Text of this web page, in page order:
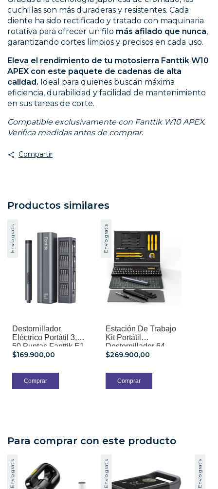
cuchillas son más duraderas y resistentes. Cada
diente ha sido rectificado y tratado con maquinaria
rotativa para ofrecer un filo más afilado que nunca,
garantizando cortes limpios y precisos en cada uso.
Eleva el rendimiento de tu motosierra Fanttik W10
APEX con este paquete de cadenas de alta
calidad. Ideal para quienes buscan máxima
eficiencia, durabilidad y facilidad de mantenimiento
en sus tareas de corte.
Compatible exclusivamente con Fanttik W10 APEX.
Verifica medidas antes de comprar.
Compartir
Productos similares
Envío gratis
Destornillador
Eléctrico Portátil 3,7 V
50 Puntas Fanttik E1
Max
$169.900,00
Envío gratis
Estación De Trabajo
Kit Portátil
Destornillador 64
Puntas Fanttik E1
$269.900,00
Para comprar con este producto
Envío gratis Envío gratis Envío gratis